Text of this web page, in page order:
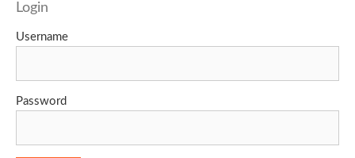
Login
Username
Password